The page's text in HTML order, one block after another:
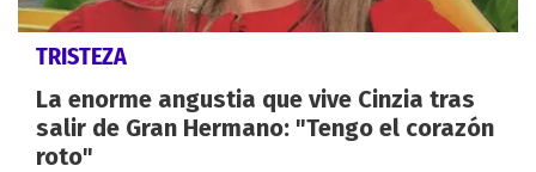
TRISTEZA
La enorme angustia que vive Cinzia tras
salir de Gran Hermano: "Tengo el corazón
roto"